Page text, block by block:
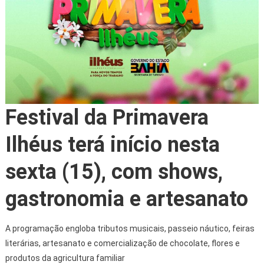
Festival da Primavera
Ilhéus terá início nesta
sexta (15), com shows,
gastronomia e artesanato
A programação engloba tributos musicais, passeio náutico, feiras
literárias, artesanato e comercialização de chocolate, flores e
produtos da agricultura familiar